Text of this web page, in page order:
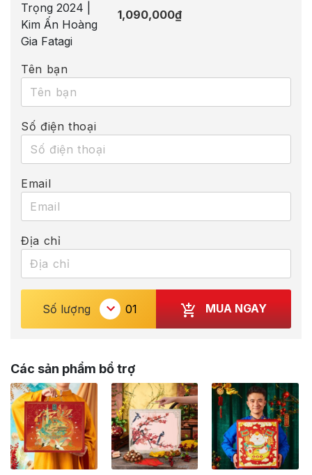
1,090,000₫
Tên bạn
Số điện thoại
Email
Địa chỉ
Số lượng MUA NGAY
Các sản phẩm bổ trợ